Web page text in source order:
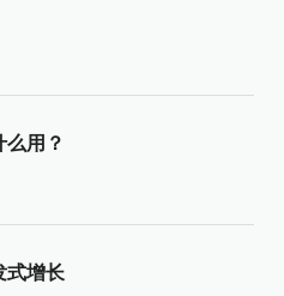
么用？
式增长